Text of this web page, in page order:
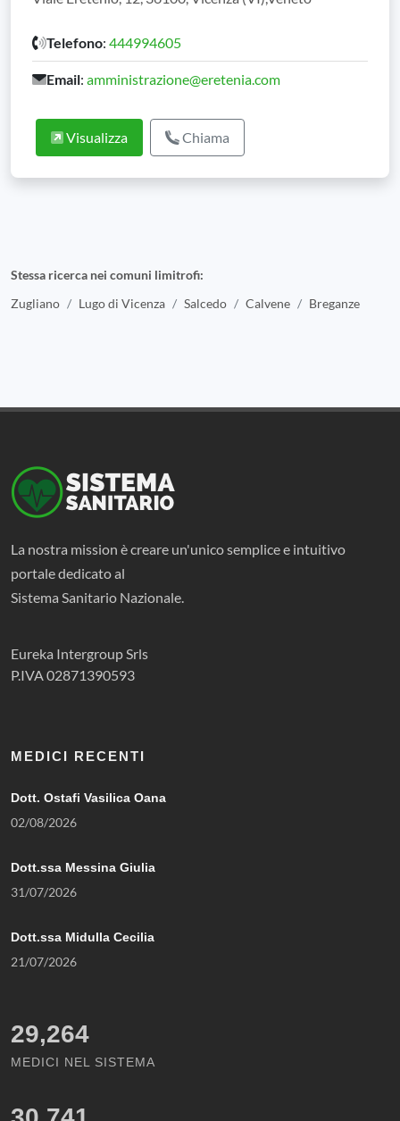
Telefono: 444994605
Email: amministrazione@eretenia.com
Visualizza Chiama
Stessa ricerca nei comuni limitrofi:
Zugliano
Lugo di Vicenza Salcedo Calvene Breganze
La nostra mission è creare un'unico semplice e intuitivo
portale dedicato al
Sistema Sanitario Nazionale.
Eureka Intergroup Srls
P.IVA 02871390593
MEDICI RECENTI
Dott. Ostafi Vasilica Oana
02/08/2026
Dott.ssa Messina Giulia
31/07/2026
Dott.ssa Midulla Cecilia
21/07/2026
29,264
MEDICI NEL SISTEMA